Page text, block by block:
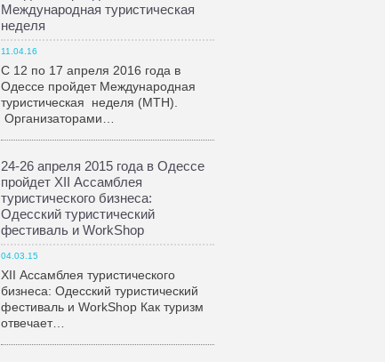
Международная туристическая
неделя
11.04.16
С 12 по 17 апреля 2016 года в
Одессе пройдет Международная
туристическая неделя (МТН).
Организаторами…
24-26 апреля 2015 года в Одессе
пройдет XII Ассамблея
туристического бизнеса:
Одесский туристический
фестиваль и WorkShop
04.03.15
XII Ассамблея туристического
бизнеса: Одесский туристический
фестиваль и WorkShop Как туризм
отвечает…